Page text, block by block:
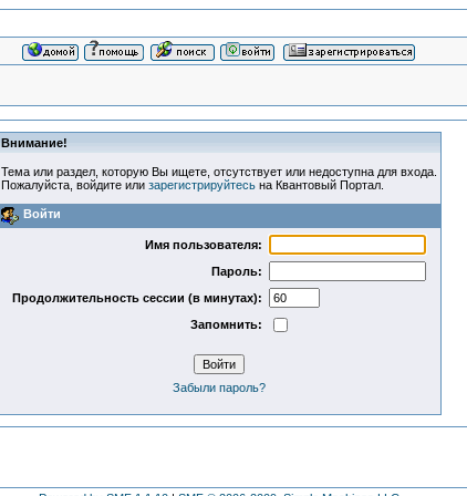
Внимание!
Тема или раздел, которую Вы ищете, отсутствует или недоступна для входа.
Пожалуйста, войдите или зарегистрируйтесь на Квантовый Портал.
Войти
Имя пользователя:
Пароль:
Продолжительность сессии (в минутах):
Запомнить:
Забыли пароль?